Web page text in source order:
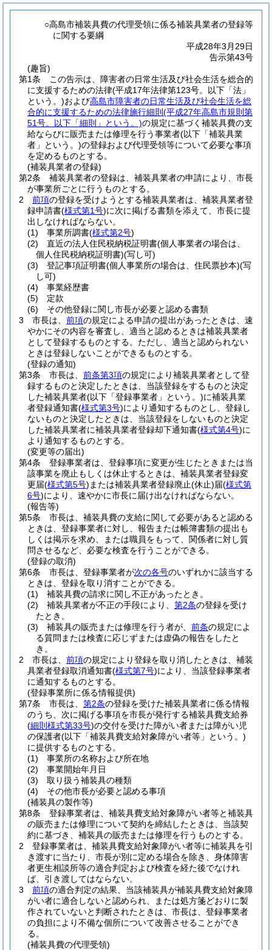
○高島市補装具費の代理受領に係る補装具業者の登録等
に関する要綱
平成28年3月29日
告示第43号
(趣旨)
第1条
この告示は、障害者の日常生活及び社会生活を総合的
に支援するための法律(平成17年法律第123号。以下「法」
という。)および高島市障害者の日常生活及び社会生活を総
合的に支援するための法律施行細則 (平成27年高島市規則第
51号。以下「細則」という。)の規定に基づく補装具費の支
給ならびに販売または修理を行う事業者(以下「補装具業
者」という。)の登録および代理受領等について必要な事項
を定めるものとする。
(補装具業者の登録)
第2条
補装具業者の登録は、補装具業者の申請により、市長
が事業所ごとに行うものとする。
2
前項の登録を受けようとする補装具業者は、補装具業者登
録申請書(様式第1号)に次に掲げる書類を添えて、市長に提
出しなければならない。
(1)
事業所調書(様式第2号)
(2)
直近の法人住民税納税証明書(個人事業者の場合は、
個人住民税納税証明書)(写し可)
(3)
登記事項証明書(個人事業所の場合は、住民票抄本)(写
し可)
(4)
事業経歴書
(5)
定款
(6)
その他登録に関し市長が必要と認める書類
3
市長は、 前項の規定による申請の提出があったときは、速
やかにその内容を審査し、適当と認めるときは補装具業者
として登録するものとする。 ただし、適当と認められない
ときは登録しないことができるものとする。
(登録の通知)
第3条
市長は、 前条第3項の規定により補装具業者として登
録するものと決定したときは、当該登録をするものと決定
した補装具業者(以下「登録事業者」という。)に補装具業
者登録通知書(様式第3号)により通知するものとし、登録し
ないものと決定したときは、当該登録をしないものと決定
した補装具業者に補装具業者登録却下通知書(様式第4号)に
より通知するものとする。
(変更等の届出)
第4条
登録事業者は、登録事項に変更が生じたときまたは当
該事業を廃止もしくは休止するときは、補装具業者登録変
更届(様式第5号) または補装具業者登録廃止(休止)届(様式第
6号)により、速やかに市長に届け出なければならない。
(報告等)
第5条
市長は、補装具費の支給に関して必要があると認める
ときは、登録事業者に対し、報告または帳簿書類の提出も
しくは掲示を求め、または職員をもって、関係者に対し質
問させるなど、必要な検査を行うことができる。
(登録の取消)
第6条
市長は、登録事業者が次の各号のいずれかに該当する
ときは、登録を取り消すことができる。
(1)
補装具費の請求に関し不正があったとき。
(2)
補装具業者が不正の手段により、 第2条の登録を受け
たとき。
(3)
補装具の販売または修理を行う者が、 前条の規定によ
る質問または検査に応じずまたは虚偽の報告をしたと
き。
2
市長は、 前項の規定により登録を取り消したときは、補装
具業者登録取消通知書(様式第7号)により、当該登録事業者
に通知するものとする。
(登録事業所に係る情報提供)
第7条
市長は、 第2条の登録を受けた補装具業者に係る情報
のうち、次に掲げる事項を市長が発行する補装具費支給券
(細則様式第33号)の交付を受けた障がい者または障がい児
の保護者(以下「補装具費支給対象障がい者等」という。)
に提供するものとする。
(1)
事業所の名称および所在地
(2)
事業開始年月日
(3)
取り扱う補装具の種類
(4)
その他市長が必要と認める事項
(補装具の製作等)
第8条
登録事業者は、補装具費支給対象障がい者等と補装具
の販売または修理について契約を締結したときは、当該契
約に基づき、補装具の販売または修理を行うものとする。
2
登録事業者は、補装具費支給対象障がい者等に補装具を引
き渡すに当たり、市長が別に定める場合を除き、身体障害
者更生相談所等の適合判定および検査を経た後でなけれ
ば、引き渡してはならない。
3
前項の適合判定の結果、当該補装具が補装具費支給対象障
がい者に適合しないと認められ、または処方箋どおりに製
作されていないと判断されたときは、市長は、登録事業者
の負担により不備な個所について改善させることができ
る。
(補装具費の代理受領)